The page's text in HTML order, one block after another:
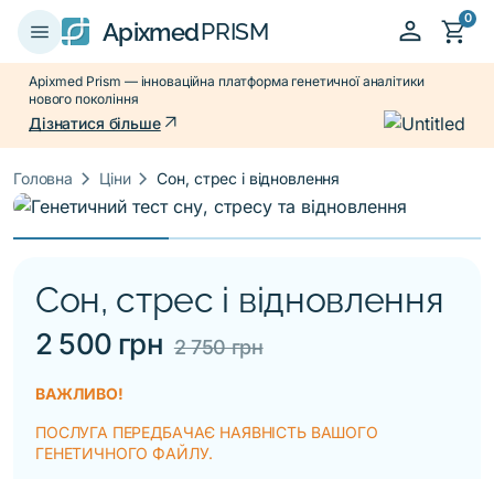
menu ApixmedPRISM person shopping_cart0
Apixmed Prism — інноваційна платформа генетичної аналітики
нового покоління
Дізнатися більшеarrow_outward
Головна keyboard_arrow_right Ціниkeyboard_arrow_rightСон, стрес і відновлення
Сон, стрес і відновлення
2 500 грн 2 750 грн
ВАЖЛИВО!
ПОСЛУГА ПЕРЕДБАЧАЄ НАЯВНІСТЬ ВАШОГО
ГЕНЕТИЧНОГО ФАЙЛУ.